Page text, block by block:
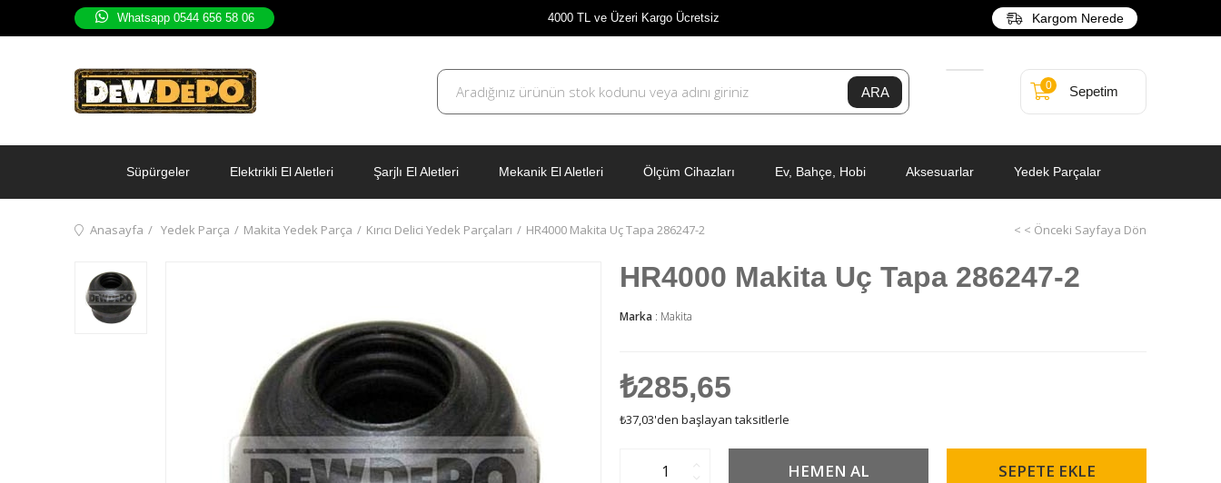
Whatsapp 0544 656 58 06 4000 TL ve Üzeri Kargo Ücretsiz Kargom Nerede
Sepetim
0
Süpürgeler Elektrikli El Aletleri Şarjlı El Aletleri Mekanik El Aletleri Ölçüm Cihazları Ev, Bahçe, Hobi Aksesuarlar Yedek Parçalar
Anasayfa Yedek Parça Makita Yedek Parça Kırıcı Delici Yedek Parçaları HR4000 Makita Uç Tapa 286247-2 < < Önceki Sayfaya Dön
HR4000 Makita Uç Tapa 286247-2
Marka : Makita
₺285,65
₺37,03'den başlayan taksitlerle